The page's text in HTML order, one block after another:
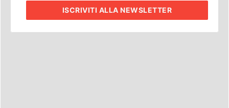
ISCRIVITI ALLA NEWSLETTER